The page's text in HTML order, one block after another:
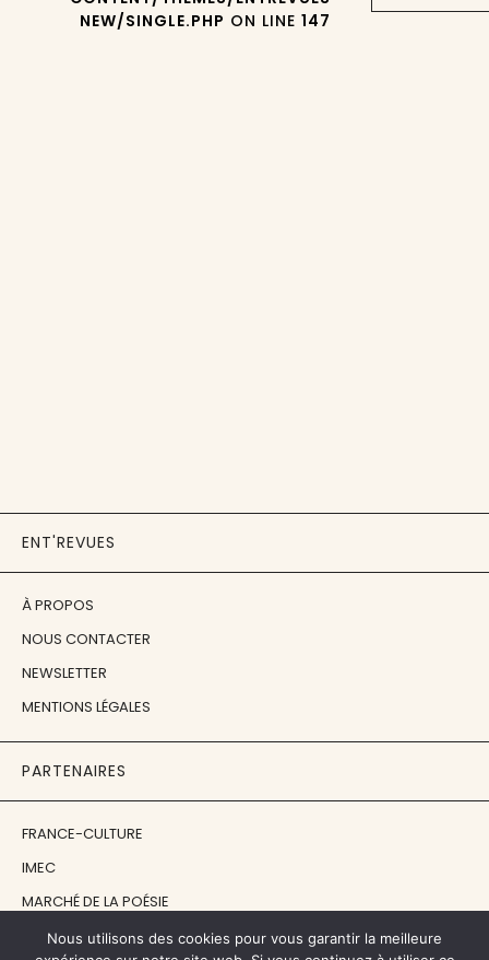
NEW/SINGLE.PHP ON LINE 147
ENT'REVUES
À PROPOS
NOUS CONTACTER
NEWSLETTER
MENTIONS LÉGALES
PARTENAIRES
FRANCE-CULTURE
IMEC
MARCHÉ DE LA POÉSIE
ÉCOLE ESTIENNE
Nous utilisons des cookies pour vous garantir la meilleure